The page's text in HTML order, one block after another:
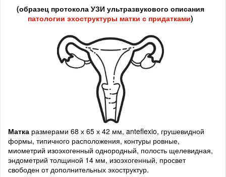
(образец протокола УЗИ ультразвукового описания
патологии эхоструктуры матки с придатками)
Матка размерами 68 х 65 х 42 мм, anteflexio, грушевидной
формы, типичного расположения, контуры ровные,
миометрий изоэхогенный однородный, полость щелевидная,
эндометрий толщиной 14 мм, изоэхогенный, просвет
свободен от дополнительных эхоструктур.